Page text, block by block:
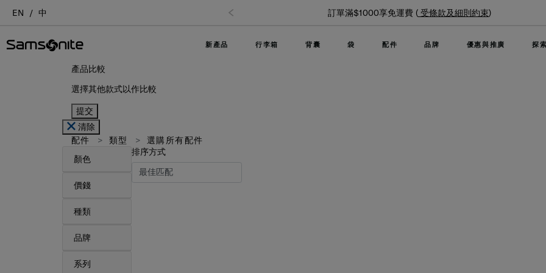
EN 中 夏日限時優惠: 精選
訂單滿$1000享免運費 ( 受條款及細則約束)
新產品 行李箱 背囊 袋 配件 品牌 優惠與推廣 探索
產品比較
選擇其他款式以作比較
提交
清除
配件
類型
選購所有配件
顏色
價錢
種類
品牌
系列
排序方式